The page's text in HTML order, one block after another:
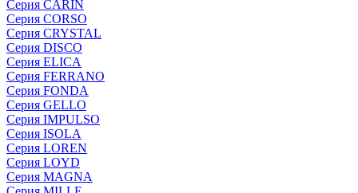
Серия CARIN
Серия CORSO
Серия CRYSTAL
Серия DISCO
Серия ELICA
Серия FERRANO
Серия FONDA
Серия GELLO
Серия IMPULSO
Серия ISOLA
Серия LOREN
Серия LOYD
Серия MAGNA